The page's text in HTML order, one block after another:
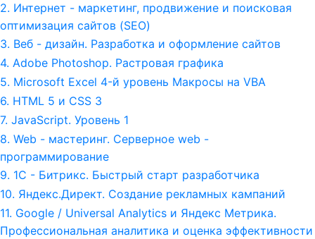
2. Интернет - маркетинг, продвижение и поисковая
оптимизация сайтов (SEO)
3. Веб - дизайн. Разработка и оформление сайтов
4. Adobe Photoshop. Растровая графика
5. Microsoft Excel 4-й уровень Макросы на VBA
6. HTML 5 и СSS 3
7. JavaScript. Уровень 1
8. Web - мастеринг. Серверное web -
программирование
9. 1С - Битрикс. Быстрый старт разработчика
10. Яндекс.Директ. Создание рекламных кампаний
11. Google / Universal Analytics и Яндекс Метрика.
Профессиональная аналитика и оценка эффективности